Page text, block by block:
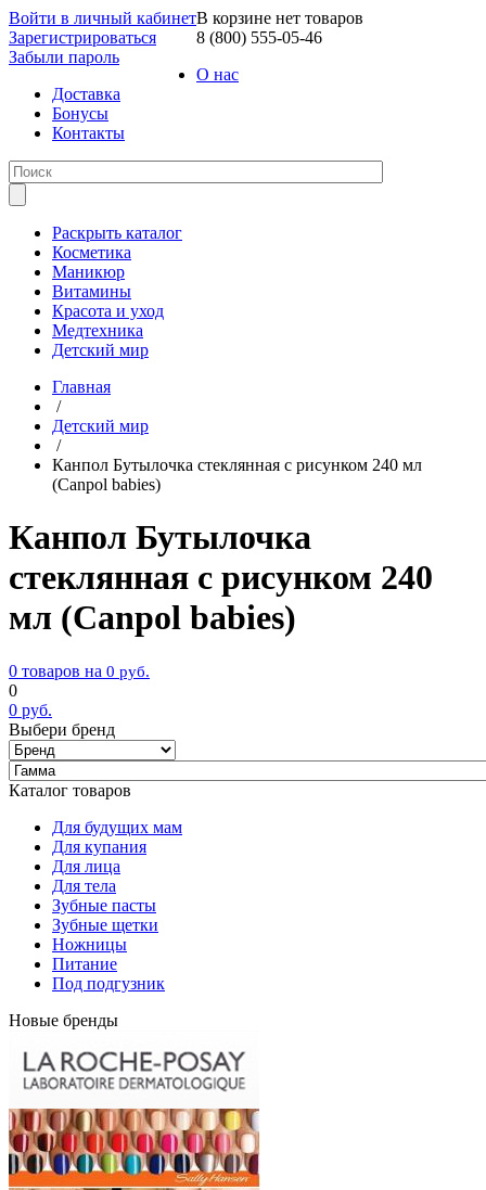
Войти в личный кабинет
Зарегистрироваться
Забыли пароль
В корзине нет товаров
8 (800) 555-05-46
О нас
Доставка
Бонусы
Контакты
Раскрыть каталог
Косметика
Маникюр
Витамины
Красота и уход
Медтехника
Детский мир
Главная
/
Детский мир
/
Канпол Бутылочка стеклянная с рисунком 240 мл
(Canpol babies)
Канпол Бутылочка
стеклянная с рисунком 240
мл (Canpol babies)
0 товаров на 0 руб.
0
0 руб.
Выбери бренд
Каталог товаров
Для будущих мам
Для купания
Для лица
Для тела
Зубные пасты
Зубные щетки
Ножницы
Питание
Под подгузник
Новые бренды